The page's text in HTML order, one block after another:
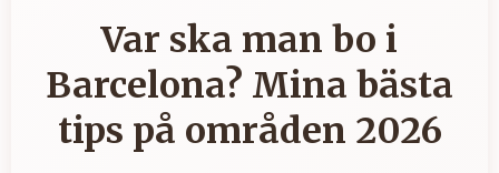
Var ska man bo i
Barcelona? Mina bästa
tips på områden 2026